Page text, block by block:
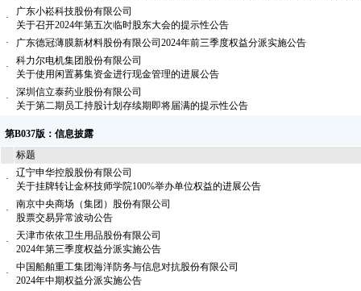
·
广东小崧科技股份有限公司
关于召开2024年第五次临时股东大会的提示性公告
·
广东德冠薄膜新材料股份有限公司2024年前三季度权益分派实施公告
·
科力尔电机集团股份有限公司
关于使用闲置募集资金进行现金管理的进展公告
·
深圳信立泰药业股份有限公司
关于第二期员工持股计划存续期即将届满的提示性公告
第B037版：信息披露
标题
·
辽宁申华控股股份有限公司
关于挂牌转让金杯技师学院100%举办单位权益的进展公告
·
南京中央商场（集团）股份有限公司
股票交易异常波动公告
·
天津市依依卫生用品股份有限公司
2024年第三季度权益分派实施公告
·
中国船舶重工集团海洋防务与信息对抗股份有限公司
2024年中期权益分派实施公告